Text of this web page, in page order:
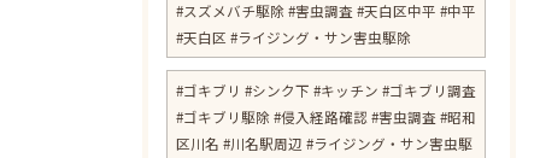
#スズメバチ駆除 #害虫調査 #天白区中平 #中平
#天白区 #ライジング・サン害虫駆除
#ゴキブリ #シンク下 #キッチン #ゴキブリ調査
#ゴキブリ駆除 #侵入経路確認 #害虫調査 #昭和
区川名 #川名駅周辺 #ライジング・サン害虫駆